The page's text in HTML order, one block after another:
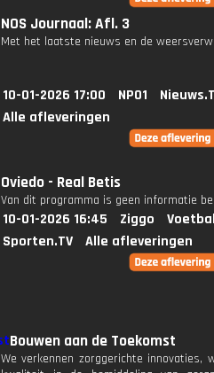
NOS Journaal: Afl. 3
Met het laatste nieuws en de
10-01-2026 17:00 NPO1
Alle afleveringen
Oviedo - Real Betis
Van dit programma is geen informatie
10-01-2026 16:45 Ziggo
Sporten.TV
Alle afleveringen
Bouwen aan de Toekomst
We verkennen zorggerichte innovaties,